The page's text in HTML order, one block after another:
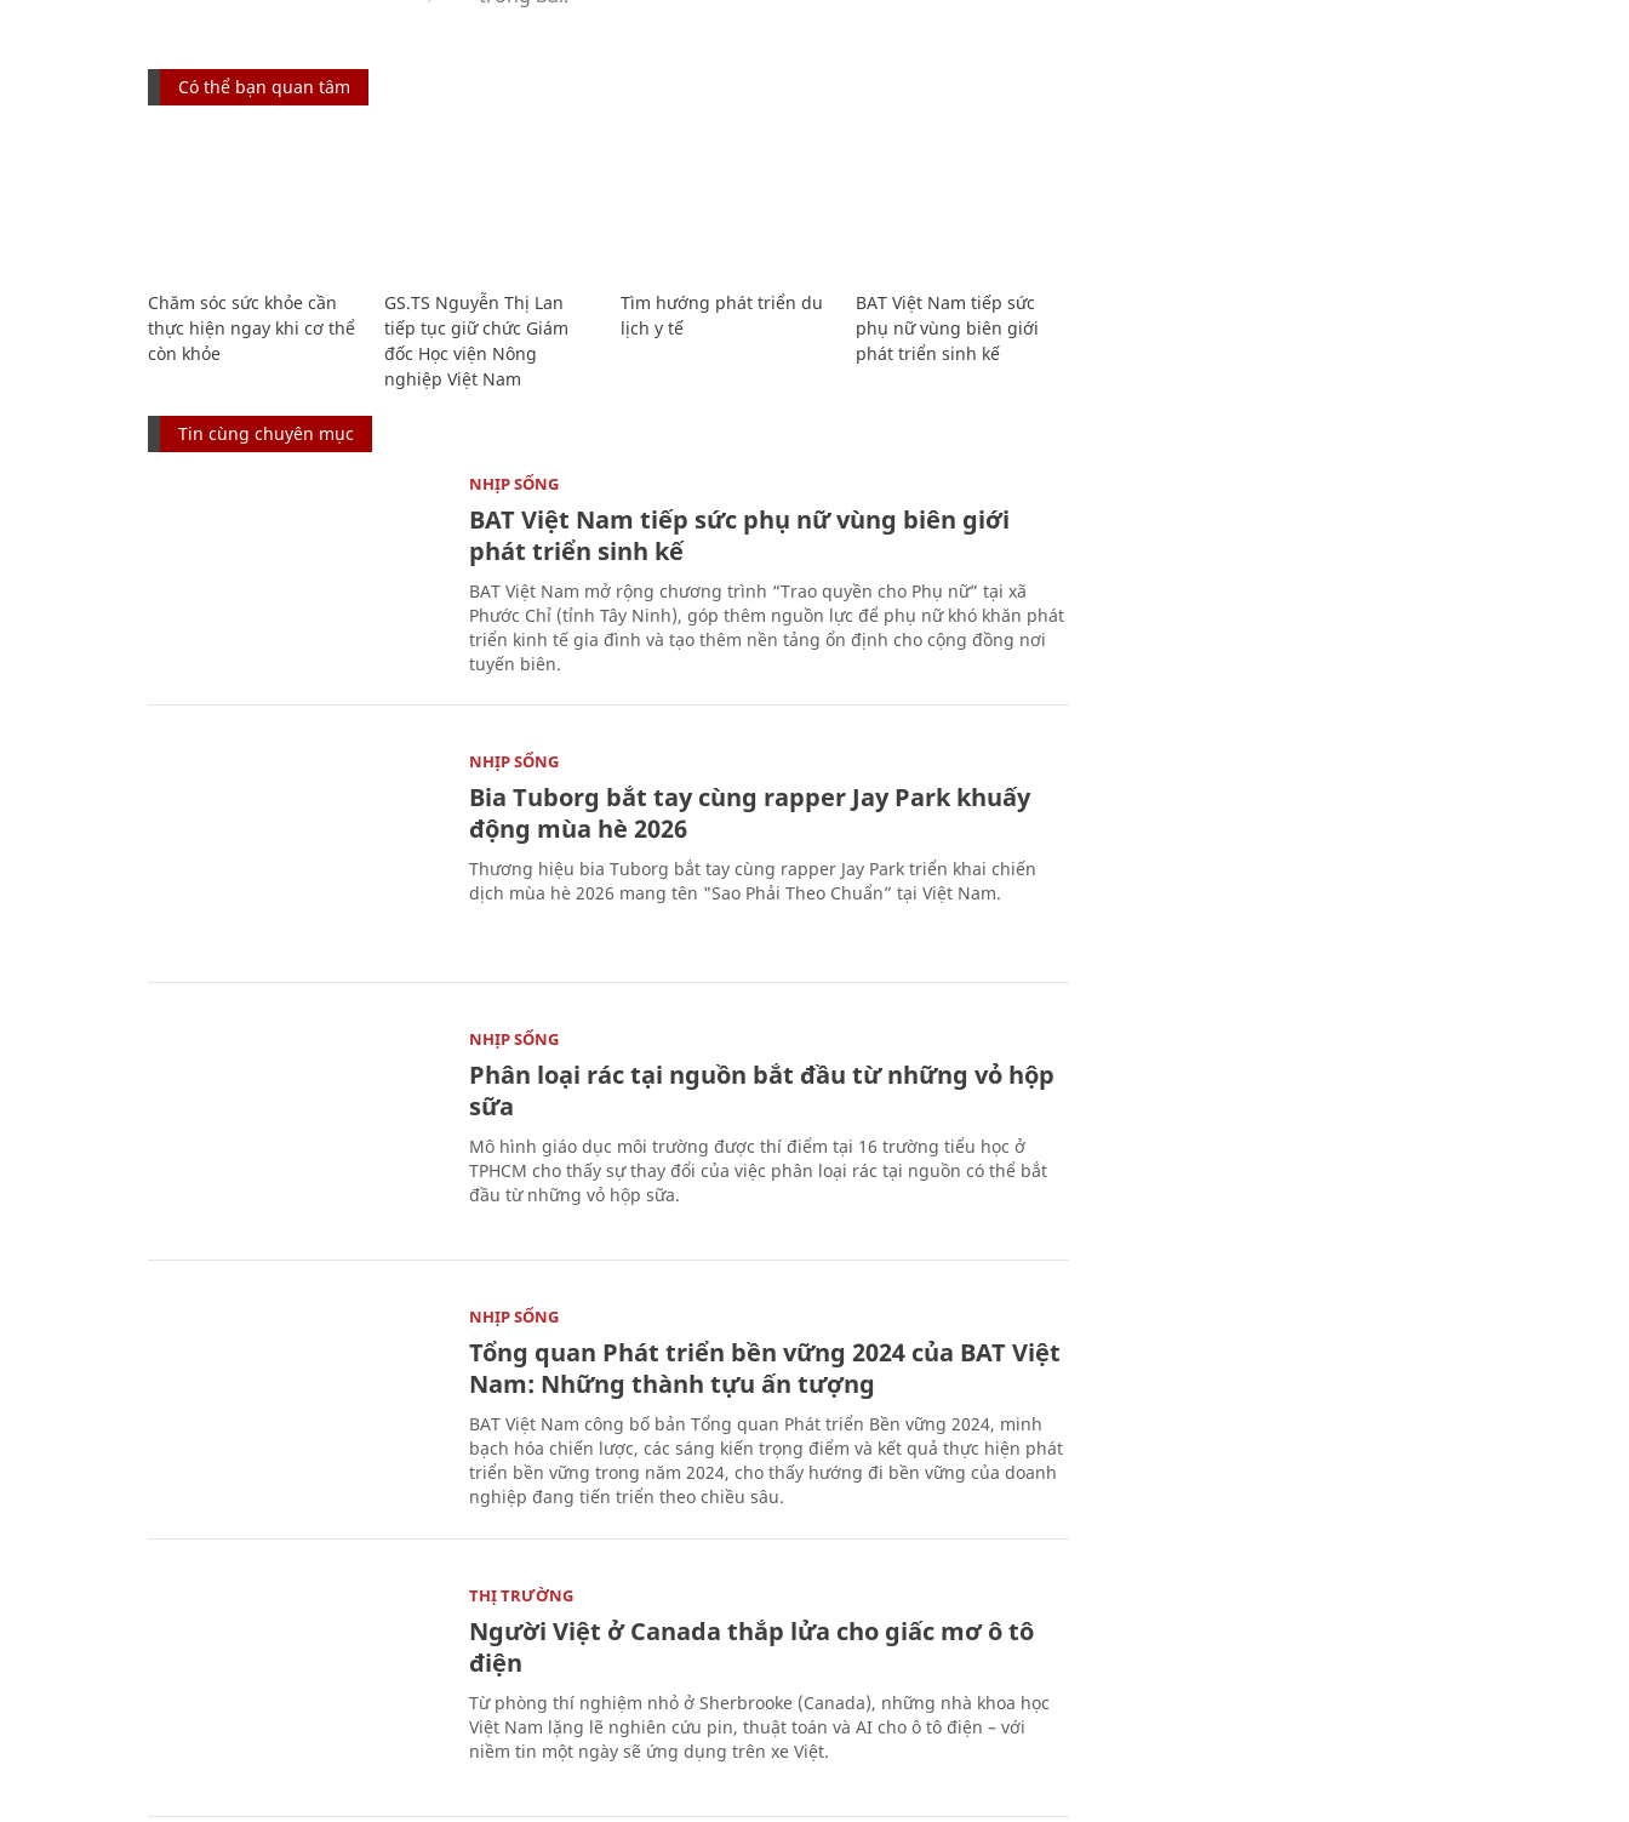
Có thể bạn quan tâm
Chăm sóc sức khỏe cần
thực hiện ngay khi cơ thể
còn khỏe
GS.TS Nguyễn Thị Lan
tiếp tục giữ chức Giám
đốc Học viện Nông
nghiệp Việt Nam
Tìm hướng phát triển du
lịch y tế
BAT Việt Nam tiếp sức
phụ nữ vùng biên giới
phát triển sinh kế
Tin cùng chuyên mục
NHỊP SỐNG
BAT Việt Nam tiếp sức phụ nữ vùng biên giới
phát triển sinh kế
BAT Việt Nam mở rộng chương trình “Trao quyền cho Phụ nữ” tại xã
Phước Chỉ (tỉnh Tây Ninh), góp thêm nguồn lực để phụ nữ khó khăn phát
triển kinh tế gia đình và tạo thêm nền tảng ổn định cho cộng đồng nơi
tuyến biên.
NHỊP SỐNG
Bia Tuborg bắt tay cùng rapper Jay Park khuấy
động mùa hè 2026
Thương hiệu bia Tuborg bắt tay cùng rapper Jay Park triển khai chiến
dịch mùa hè 2026 mang tên "Sao Phải Theo Chuẩn” tại Việt Nam.
NHỊP SỐNG
Phân loại rác tại nguồn bắt đầu từ những vỏ hộp
sữa
Mô hình giáo dục môi trường được thí điểm tại 16 trường tiểu học ở
TPHCM cho thấy sự thay đổi của việc phân loại rác tại nguồn có thể bắt
đầu từ những vỏ hộp sữa.
NHỊP SỐNG
Tổng quan Phát triển bền vững 2024 của BAT Việt
Nam: Những thành tựu ấn tượng
BAT Việt Nam công bố bản Tổng quan Phát triển Bền vững 2024, minh
bạch hóa chiến lược, các sáng kiến trọng điểm và kết quả thực hiện phát
triển bền vững trong năm 2024, cho thấy hướng đi bền vững của doanh
nghiệp đang tiến triển theo chiều sâu.
THỊ TRƯỜNG
Người Việt ở Canada thắp lửa cho giấc mơ ô tô
điện
Từ phòng thí nghiệm nhỏ ở Sherbrooke (Canada), những nhà khoa học
Việt Nam lặng lẽ nghiên cứu pin, thuật toán và AI cho ô tô điện – với
niềm tin một ngày sẽ ứng dụng trên xe Việt.